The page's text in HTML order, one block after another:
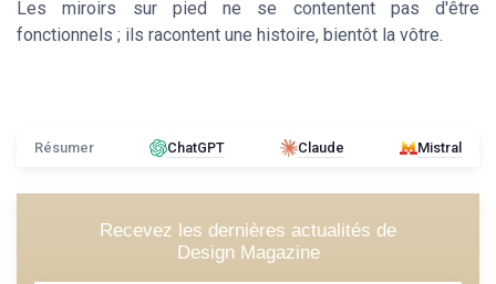
Les miroirs sur pied ne se contentent pas d'être
fonctionnels ; ils racontent une histoire, bientôt la vôtre.
Résumer ChatGPT Claude Mistral
Recevez les dernières actualités de
Design Magazine